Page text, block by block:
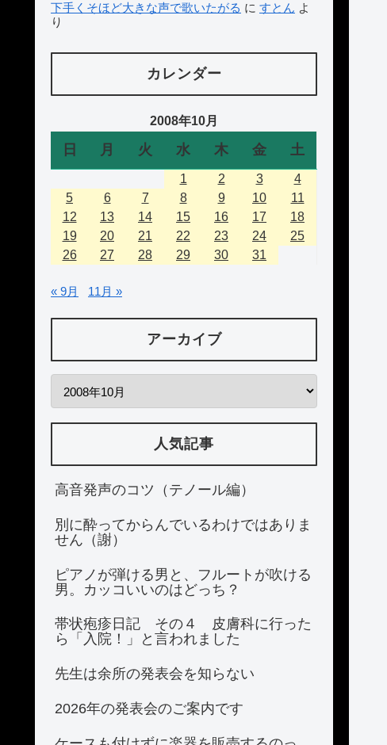
下手くそほど大きな声で歌いたがる に すとん よ
り
カレンダー
2008年10月
日 月 火 水 木 金 土
1 2 3
4
5
6 7 8 9 10
11
12
13 14 15 16 17
18
19
20 21 22 23 24
25
26
27 28 29 30 31
« 9月 11月 »
アーカイブ
人気記事
高音発声のコツ（テノール編）
別に酔ってからんでいるわけではありま
せん（謝）
ピアノが弾ける男と、フルートが吹ける
男。カッコいいのはどっち？
帯状疱疹日記 その４ 皮膚科に行った
ら「入院！」と言われました
先生は余所の発表会を知らない
2026年の発表会のご案内です